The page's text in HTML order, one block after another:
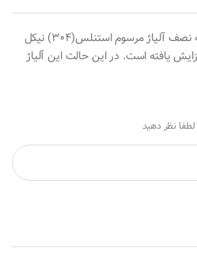
استیل ضدزنگ ۲۰۱ آلیاژی است که نصف آلیاژ مرسوم استنلس(۳۰۴) نیکل
یافته است. در این حالت این آلیاژ
لطفا نظر دهید